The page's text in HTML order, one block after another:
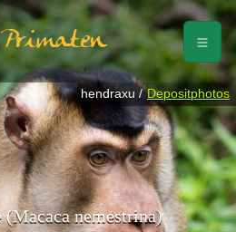
(Macaca nemestrina)
hendraxu / Depositphotos